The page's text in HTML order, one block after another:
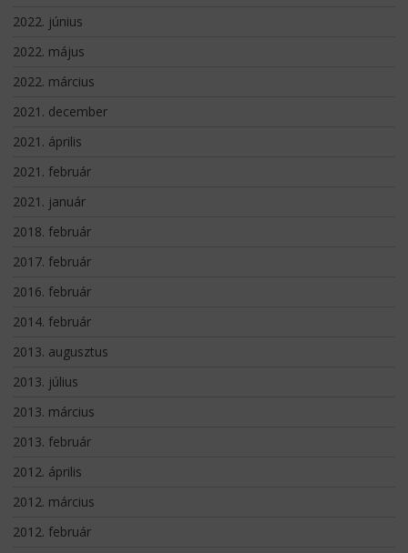
2022. június
2022. május
2022. március
2021. december
2021. április
2021. február
2021. január
2018. február
2017. február
2016. február
2014. február
2013. augusztus
2013. július
2013. március
2013. február
2012. április
2012. március
2012. február